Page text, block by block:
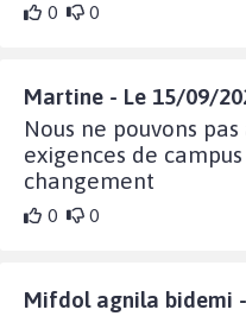
0 0
Martine - Le 15/09/
Nous ne pouvons
exigences de
changement
0 0
Mifdol agnila bidemi